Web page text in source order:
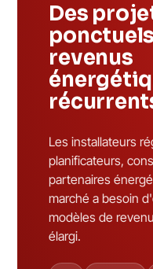
Des
revenus
Les installateurs
planificateurs,
partenaires
marché a besoin
modèles de
élargi.